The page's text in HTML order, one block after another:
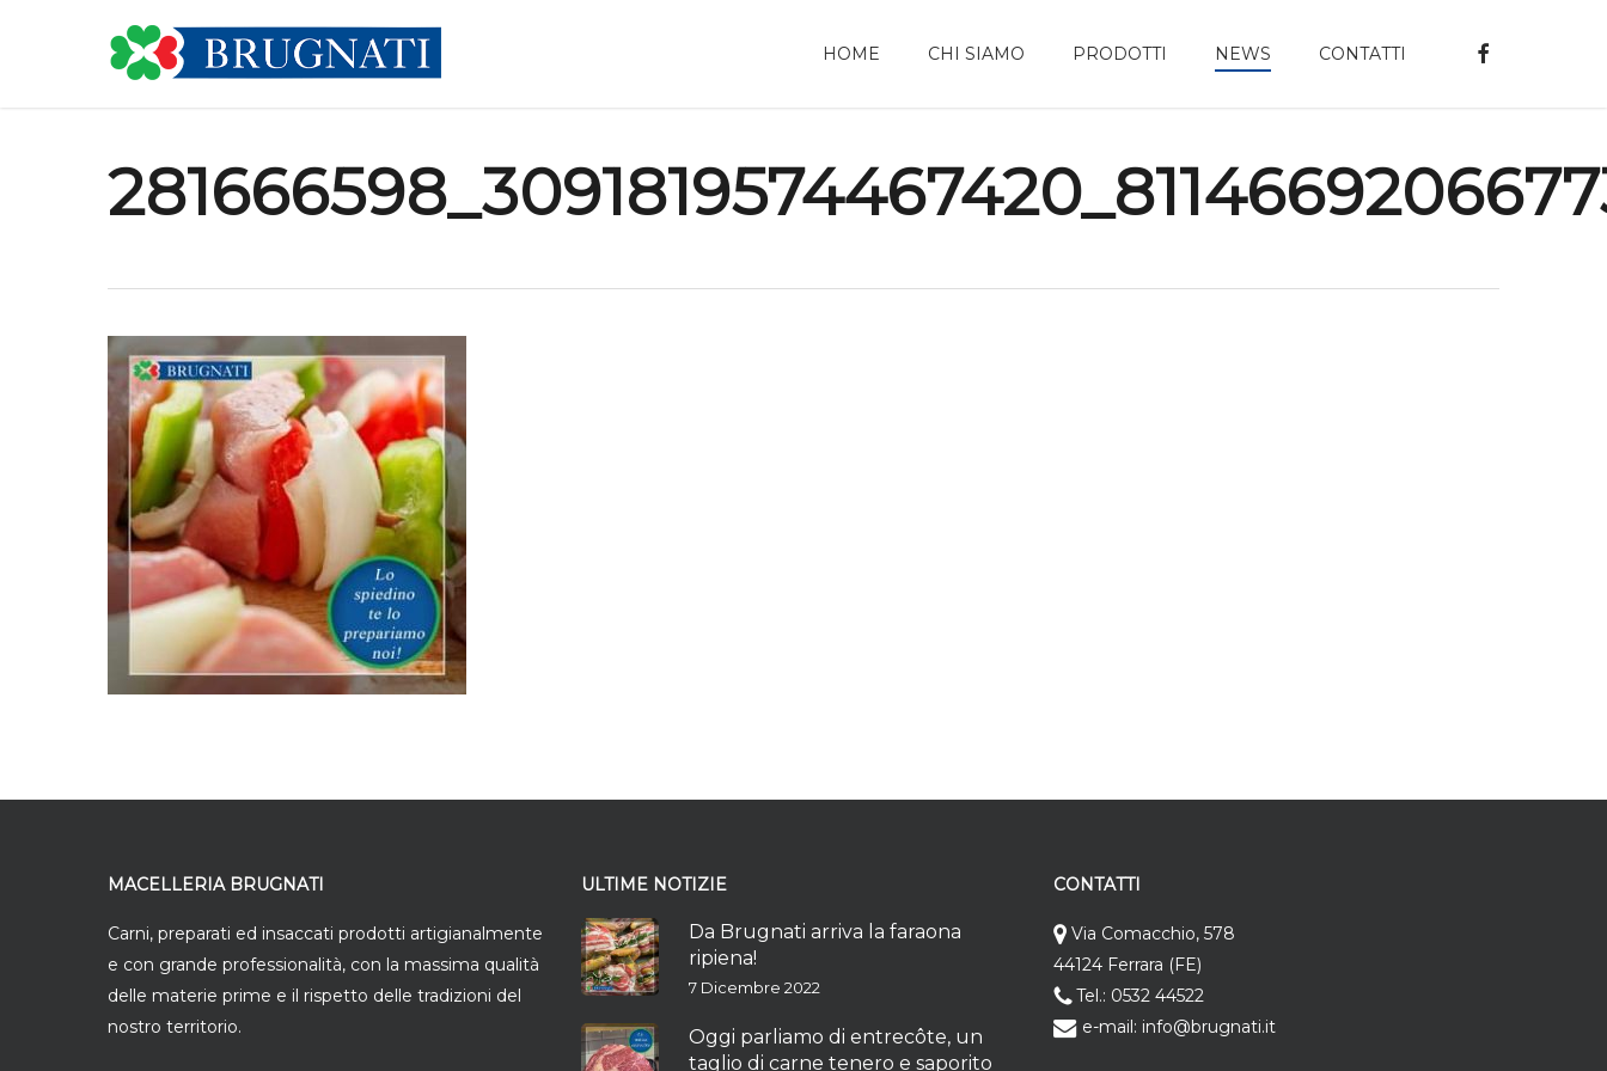
HOME CHI SIAMO PRODOTTI NEWS CONTATTI FACEBOOK
MACELLERIA BRUGNATI
Carni, preparati ed insaccati prodotti artigianalmente
e con grande professionalità, con la massima qualità
delle materie prime e il rispetto delle tradizioni del
nostro territorio.
ULTIME NOTIZIE
Da Brugnati arriva la faraona
ripiena!
7 Dicembre 2022
Oggi parliamo di entrecôte, un
taglio di carne tenero e saporito
CONTATTI
Via Comacchio, 578
44124 Ferrara (FE)
Tel.: 0532 44522
e-mail: info@brugnati.it